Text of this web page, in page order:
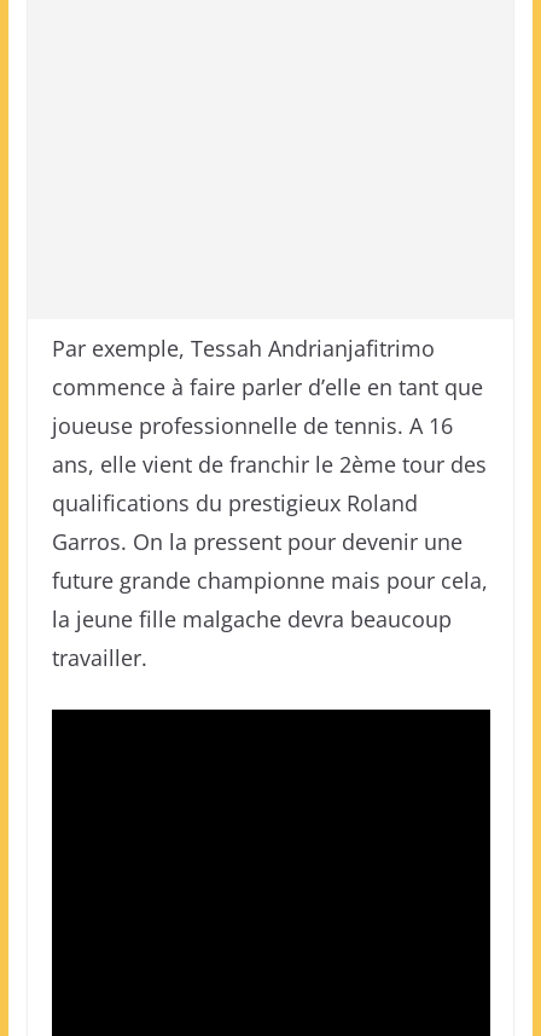
Par exemple, Tessah Andrianjafitrimo
commence à faire parler d’elle en tant que
joueuse professionnelle de tennis. A 16
ans, elle vient de franchir le 2ème tour des
qualifications du prestigieux Roland
Garros. On la pressent pour devenir une
future grande championne mais pour cela,
la jeune fille malgache devra beaucoup
travailler.